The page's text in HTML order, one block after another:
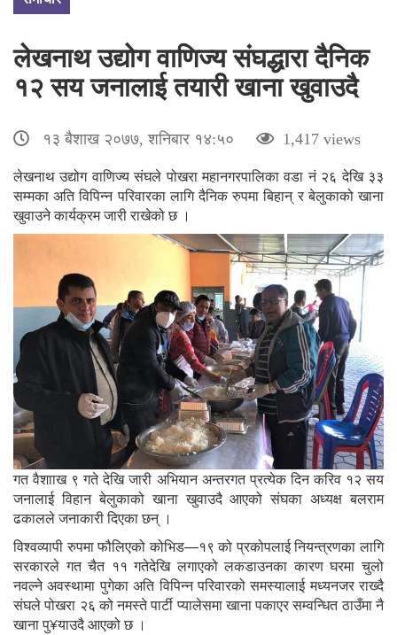
लेखनाथ उद्योग वाणिज्य संघद्धारा दैनिक
१२ सय जनालाई तयारी खाना खुवाउदै
१३ बैशाख २०७७, शनिबार १४:५० 1,417 views
लेखनाथ उद्योग वाणिज्य संघले पोखरा महानगरपालिका वडा नं २६ देखि ३३
सम्मका अति विपिन्न परिवारका लागि दैनिक रुपमा बिहान् र बेलुकाको खाना
खुवाउने कार्यक्रम जारी राखेको छ ।
गत वैशााख ९ गते देखि जारी अभियान अन्तरगत प्रत्येक दिन करिव १२ सय
जनालाई विहान बेलुकाको खाना खुवाउदै आएको संघका अध्यक्ष बलराम
ढकालले जनाकारी दिएका छन् ।
विश्वव्यापी रुपमा फौलिएको कोभिड—१९ को प्रकोपलाई नियन्त्रणका लागि
सरकारले गत चैत ११ गतेदेखि लगाएको लकडाउनका कारण घरमा चुलो
नवल्ने अवस्थामा पुगेका अति विपिन्न परिवारको समस्यालाई मध्यनजर राख्दै
संघले पोखरा २६ को नमस्ते पार्टी प्यालेसमा खाना पकाएर सम्वन्धित ठाउँमा नै
खाना पु¥याउदै आएको छ ।